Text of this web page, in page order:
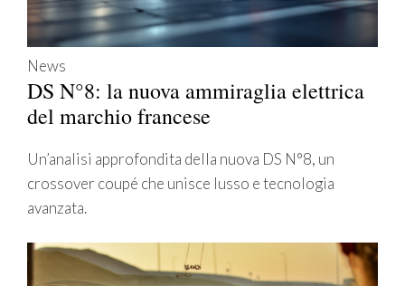
News
DS N°8: la nuova ammiraglia elettrica
del marchio francese
Un’analisi approfondita della nuova DS N°8, un
crossover coupé che unisce lusso e tecnologia
avanzata.